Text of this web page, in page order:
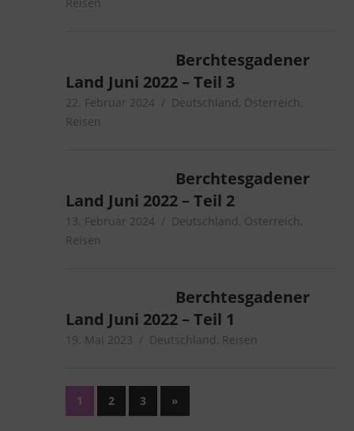
Berchtesgadener
Land Juni 2022 – Teil 3
22. Februar 2024 microcamper
Deutschland, Österreich,
Reisen
Berchtesgadener
Land Juni 2022 – Teil 2
13. Februar 2024 microcamper
Deutschland, Österreich,
Reisen
Berchtesgadener
Land Juni 2022 – Teil 1
19. Mai 2023 microcamper
Deutschland, Reisen
Seitennummerierung
1 2 3
Nächste
Beiträge
»